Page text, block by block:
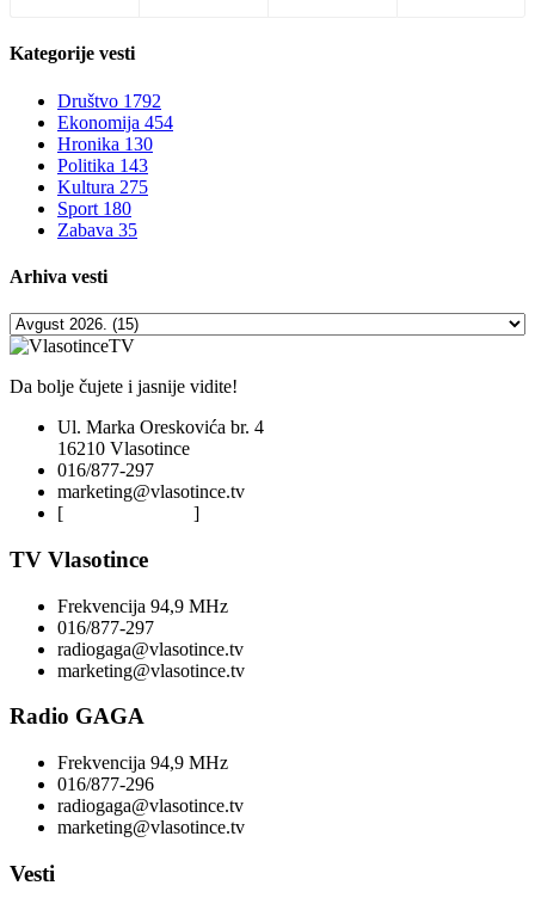
Kategorije vesti
Društvo 1792
Ekonomija 454
Hronika 130
Politika 143
Kultura 275
Sport 180
Zabava 35
Arhiva vesti
Da bolje čujete i jasnije vidite!
Ul. Marka Oreskovića br. 4
16210 Vlasotince
016/877-297
marketing@vlasotince.tv
[
]
TV Vlasotince
Frekvencija 94,9 MHz
016/877-297
radiogaga@vlasotince.tv
marketing@vlasotince.tv
Radio GAGA
Frekvencija 94,9 MHz
016/877-296
radiogaga@vlasotince.tv
marketing@vlasotince.tv
Vesti